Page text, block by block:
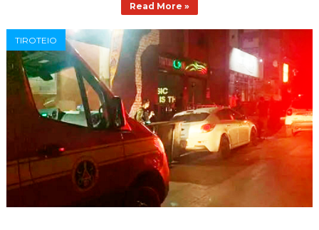
Read More »
TIROTEIO